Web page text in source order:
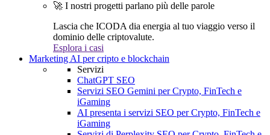
🚀 I nostri progetti parlano più delle parole
Lascia che ICODA dia energia al tuo viaggio verso il
dominio delle criptovalute.
Esplora i casi
Marketing AI per cripto e blockchain
Servizi
ChatGPT SEO
Servizi SEO Gemini per Crypto, FinTech e
iGaming
AI presenta i servizi SEO per Crypto, FinTech e
iGaming